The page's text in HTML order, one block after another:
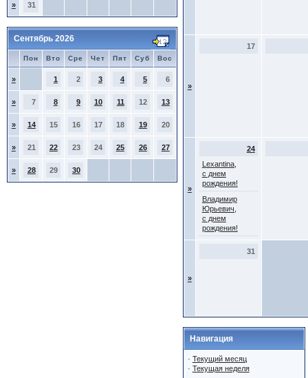
» 31
Сентябрь 2026
Пон Вто Сре Чет Пят Суб Вос
» 1 2 3 4 5 6
» 7 8 9 10 11 12 13
» 14 15 16 17 18 19 20
» 21 22 23 24 25 26 27
» 28 29 30
»
17
»
24
Lexantina,
с днем
рождения!
Владимир
Юрьевич,
с днем
рождения!
»
31
Навигация
· Текущий месяц
· Текущая неделя